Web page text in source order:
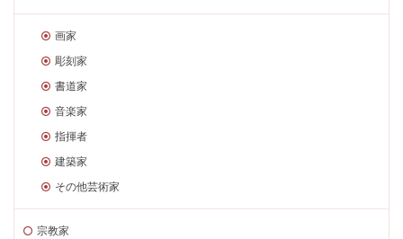
画家
彫刻家
書道家
音楽家
指揮者
建築家
その他芸術家
宗教家